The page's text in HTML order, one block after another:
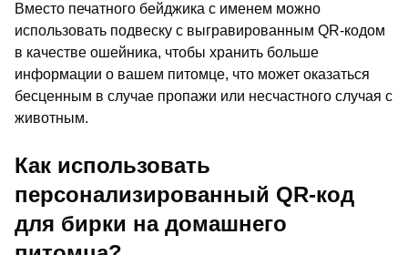
Вместо печатного бейджика с именем можно
использовать подвеску с выгравированным QR-кодом
в качестве ошейника, чтобы хранить больше
информации о вашем питомце, что может оказаться
бесценным в случае пропажи или несчастного случая с
животным.
Как использовать
персонализированный QR-код
для бирки на домашнего